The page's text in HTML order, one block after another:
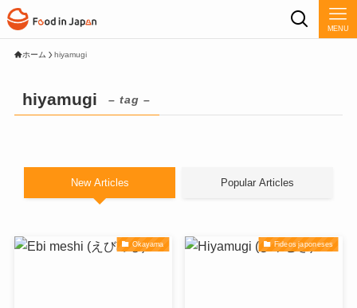
MENU
ホーム hiyamugi
hiyamugi – tag –
New Articles Popular Articles
Okayama Fideos japoneses